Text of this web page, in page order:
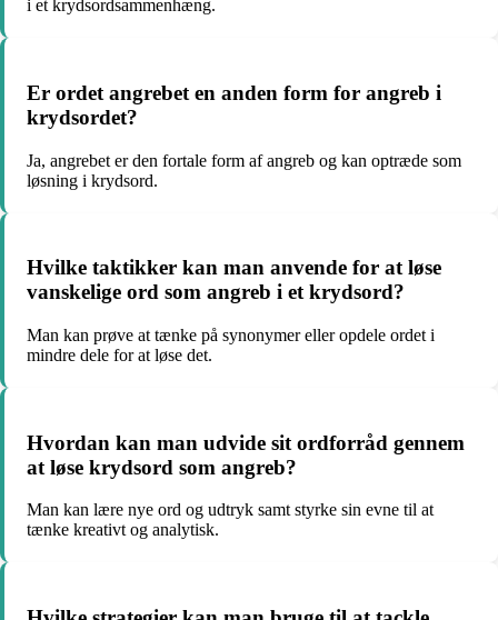
i et krydsordsammenhæng.
Er ordet angrebet en anden form for angreb i
krydsordet?
Ja, angrebet er den fortale form af angreb og kan optræde som
løsning i krydsord.
Hvilke taktikker kan man anvende for at løse
vanskelige ord som angreb i et krydsord?
Man kan prøve at tænke på synonymer eller opdele ordet i
mindre dele for at løse det.
Hvordan kan man udvide sit ordforråd gennem
at løse krydsord som angreb?
Man kan lære nye ord og udtryk samt styrke sin evne til at
tænke kreativt og analytisk.